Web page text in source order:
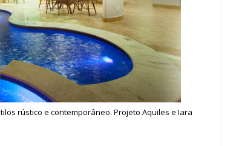
rústico e contemporâneo. Projeto Aquiles e Iara